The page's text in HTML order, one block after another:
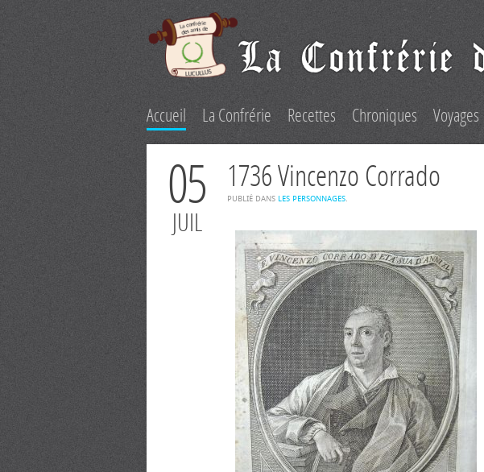
Accueil La Confrérie Recettes Chroniques Voyages
05
JUIL
1736 Vincenzo Corrado
PUBLIÉ DANS LES PERSONNAGES.